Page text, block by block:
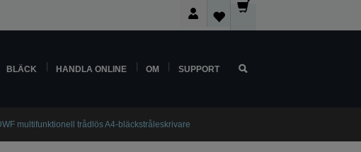
BLÄCK HANDLA ONLINE OM SUPPORT
multifunktionell trådlös A4-bläckstråleskrivare